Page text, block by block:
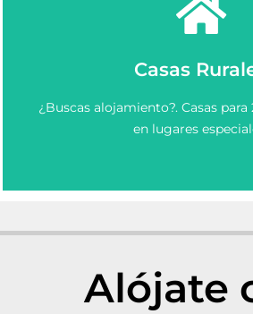
Casas
¿Buscas alojamiento?. Casas
en lugares
Casas Rurales en
Ver más
Alójate